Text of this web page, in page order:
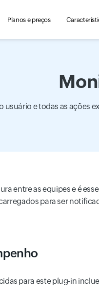
Planos e preços
usuário e todas as ações
entre as equipes e é
para ser
para este plug-in